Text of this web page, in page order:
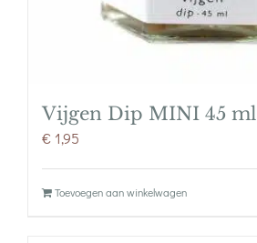
Vijgen Dip MINI 45 ml
€ 1,95
Toevoegen aan winkelwagen